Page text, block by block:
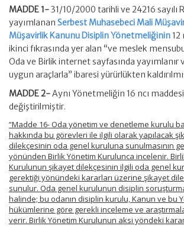
MADDE 1-31/10/2000 tarihli ve 24216 sayılı
yayımlanan Serbest Muhasebeci Mali
Müşavirlik Kanunu Disiplin Yönetmeliğinin 12
ikinci fıkrasında yer alan “ve meslek
Oda ve Birlik internet sayfasında yayımlanır
uygun araçlarla” ibaresi yürürlükten
MADDE 2-Aynı Yönetmeliğin 16 ncı
değiştirilmiştir.
“Madde 16- Oda yönetim ve denetleme kurulu
hakkında bu görevleri ile ilgili olarak yapılacak
dilekçesinin oda genel kuruluna sunulmasının
yönünden Birlik Yönetim Kurulunca incelenir.
Kurulunun şikayet dilekçesinin ilgili oda genel
gerektiği yönündeki kararları üzerine şikayet
sunulur. Oda genel kurulunun disiplin
halinde; bu odanın disiplin kurulu, Kanun ve bu
hükümlerine göre gerekli inceleme ve
verir. Birlik Yönetim Kurulunun aksi yöndeki